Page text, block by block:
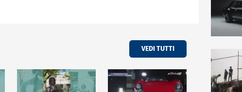
VEDI TUTTI